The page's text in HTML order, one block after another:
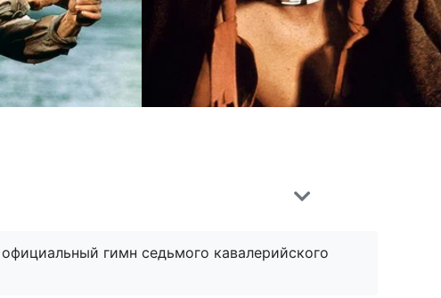
гимн седьмого кавалерийского